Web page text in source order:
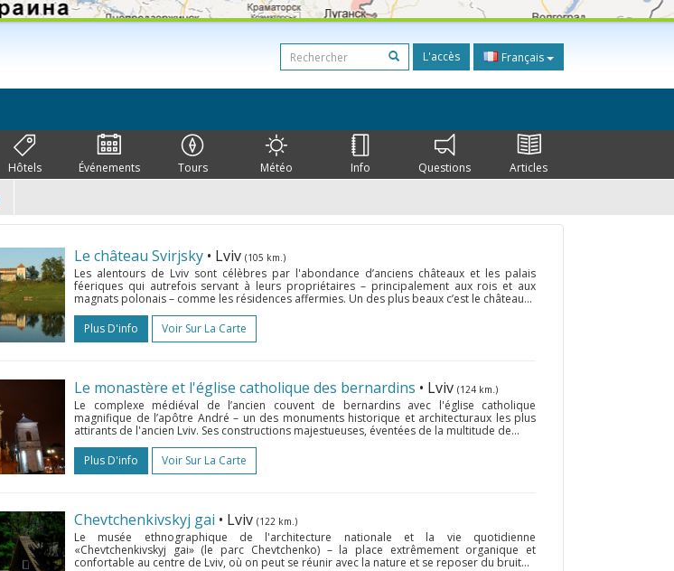
L'accès Français
Hôtels Événements Tours Météo Info Questions Articles
Le château Svirjsky • Lviv (105 km.)
Les alentours de Lviv sont célèbres par l'abondance d’anciens châteaux et les palais
féeriques qui autrefois servant à leurs propriétaires – principalement aux rois et aux
magnats polonais – comme les résidences affermies. Un des plus beaux c’est le château...
Plus D'info
Voir Sur La Carte
Le monastère et l'église catholique des bernardins • Lviv (124 km.)
Le complexe médiéval de l’ancien couvent de bernardins avec l'église catholique
magnifique de l’apôtre André – un des monuments historique et architecturaux les plus
attirants de l'ancien Lviv. Ses constructions majestueuses, éventées de la multitude de...
Plus D'info
Voir Sur La Carte
Chevtchenkivskyj gai • Lviv (122 km.)
Le musée ethnographique de l'architecture nationale et la vie quotidienne
«Chevtchenkivskyj gai» (le parc Chevtchenko) – la place extrêmement organique et
confortable au centre de Lviv, où on peut se réunir avec la nature et se reposer du bruit...